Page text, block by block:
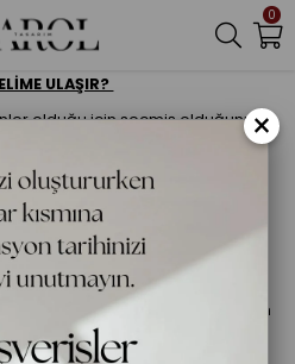
0
ULAŞIR?
olduğu için seçmiş olduğunuz
5 - 7 iş günü içerisinde
MİYİM?
dünyanın birçok noktasına ürün
oluşturmadan önce destek
geçmelisiniz.
×